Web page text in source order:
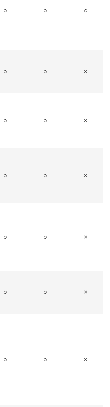
○ ○ ○
○ ○ ×
○ ○ ×
○ ○ ×
○ ○ ×
○ ○ ×
○ ○ ×